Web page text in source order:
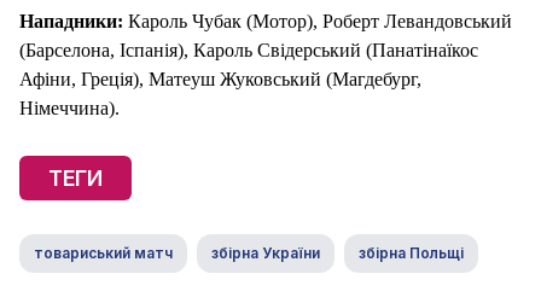
Нападники: Кароль Чубак (Мотор), Роберт Левандовський
(Барселона, Іспанія), Кароль Свідерський (Панатінаїкос
Афіни, Греція), Матеуш Жуковський (Магдебург,
Німеччина).
ТЕГИ
товариський матч збірна України збірна Польщі